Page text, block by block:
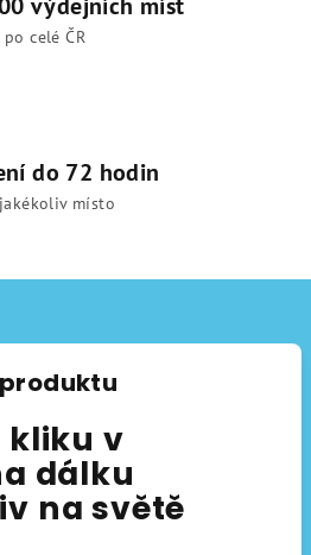
po celé ČR
do 72 hodin
místo
kliku v
dálku
na světě